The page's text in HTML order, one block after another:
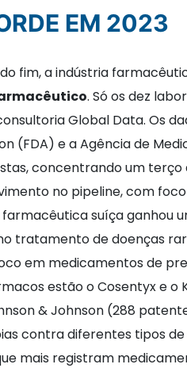
EM 2023
fim, a indústria
. Só os dez
Global Data. Os
(FDA) e a Agência de
concentrando um terço
no pipeline, com
suíça ganhou
tratamento de doenças
em medicamentos de
estão o Cosentyx e
& Johnson (288
contra diferentes tipos
mais registram